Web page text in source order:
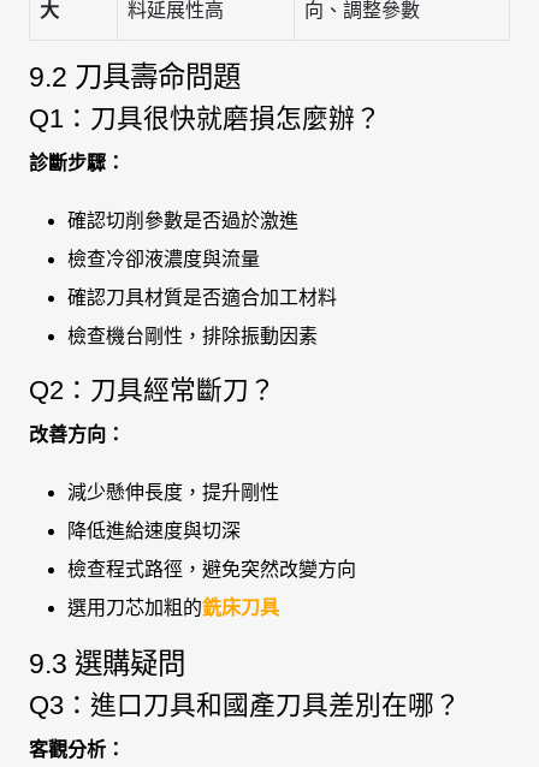
大 料延展性高 向、調整參數
9.2 刀具壽命問題
Q1：刀具很快就磨損怎麼辦？
診斷步驟：
確認切削參數是否過於激進
檢查冷卻液濃度與流量
確認刀具材質是否適合加工材料
檢查機台剛性，排除振動因素
Q2：刀具經常斷刀？
改善方向：
減少懸伸長度，提升剛性
降低進給速度與切深
檢查程式路徑，避免突然改變方向
選用刀芯加粗的銑床刀具
9.3 選購疑問
Q3：進口刀具和國產刀具差別在哪？
客觀分析：